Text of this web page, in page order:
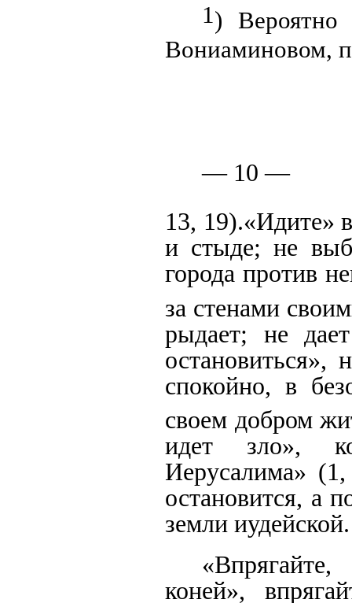
1)
Вониаминовом,
— 10 —
13, 19).«Идите»
и стыде; не
города против
за стенами
рыдает; не
остановиться»,
спокойно, в
своем добром
идет зло»,
Иерусалима»
остановится, а
земли иудейской.
коней»,